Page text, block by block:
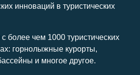
инноваций в туристических
более чем 1000 туристических
горнолыжные курорты,
и многое другое.